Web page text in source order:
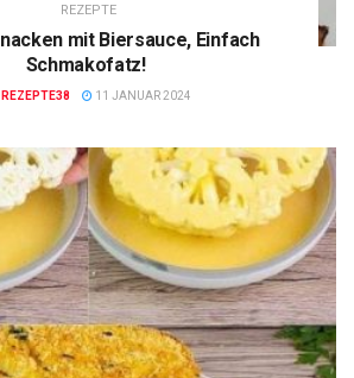
REZEPTE
mit Biersauce, Einfach
Schmakofatz!
REZEPTE38 11 JANUAR 2024